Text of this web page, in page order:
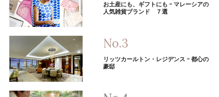
お土産にも、ギフトにも ｰ マレーシアの
人気雑貨ブランド ７選
リッツカールトン・レジデンス ｰ 都心の
豪邸